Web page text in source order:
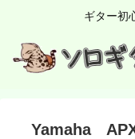
ギター初
Yamaha